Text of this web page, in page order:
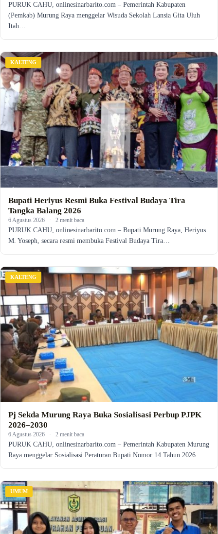
PURUK CAHU, onlinesinarbarito.com – Pemerintah Kabupaten
(Pemkab) Murung Raya menggelar Wisuda Sekolah Lansia Gita Uluh
Itah…
KALTENG
Bupati Heriyus Resmi Buka Festival Budaya Tira
Tangka Balang 2026
6 Agustus 2026 · 2 menit baca
PURUK CAHU, onlinesinarbarito.com – Bupati Murung Raya, Heriyus
M. Yoseph, secara resmi membuka Festival Budaya Tira…
KALTENG
Pj Sekda Murung Raya Buka Sosialisasi Perbup PJPK
2026–2030
6 Agustus 2026 · 2 menit baca
PURUK CAHU, onlinesinarbarito.com – Pemerintah Kabupaten Murung
Raya menggelar Sosialisasi Peraturan Bupati Nomor 14 Tahun 2026…
UMUM